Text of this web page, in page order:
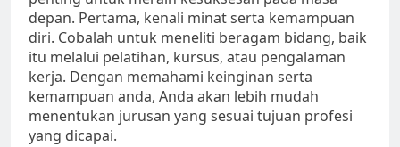
depan. Pertama, kenali minat serta kemampuan
diri. Cobalah untuk meneliti beragam bidang, baik
itu melalui pelatihan, kursus, atau pengalaman
kerja. Dengan memahami keinginan serta
kemampuan anda, Anda akan lebih mudah
menentukan jurusan yang sesuai tujuan profesi
yang dicapai.